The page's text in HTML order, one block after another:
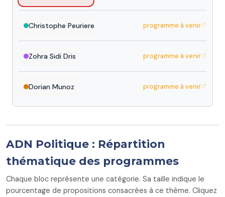
Christophe Peuriere programme à venir
Zohra Sidi Dris programme à venir
Dorian Munoz programme à venir
ADN Politique : Répartition
thématique des programmes
Chaque bloc représente une catégorie. Sa taille indique le
pourcentage de propositions consacrées à ce thème. Cliquez